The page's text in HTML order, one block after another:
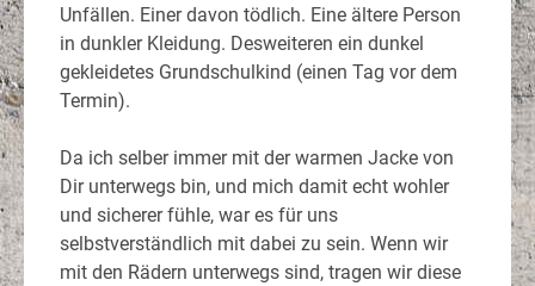
Unfällen. Einer davon tödlich. Eine ältere Person
in dunkler Kleidung. Desweiteren ein dunkel
gekleidetes Grundschulkind (einen Tag vor dem
Termin).
Da ich selber immer mit der warmen Jacke von
Dir unterwegs bin, und mich damit echt wohler
und sicherer fühle, war es für uns
selbstverständlich mit dabei zu sein. Wenn wir
mit den Rädern unterwegs sind, tragen wir diese